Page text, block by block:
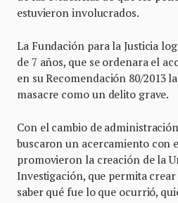
estuvieron involucrados.
La Fundación para la Justicia
de 7 años, que se ordenara el
en su Recomendación 80/2013
masacre como un delito grave.
Con el cambio de
buscaron un acercamiento con
promovieron la creación de la
Investigación, que permita
saber qué fue lo que ocurrió,